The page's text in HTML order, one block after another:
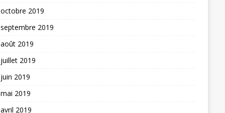
octobre 2019
septembre 2019
août 2019
juillet 2019
juin 2019
mai 2019
avril 2019